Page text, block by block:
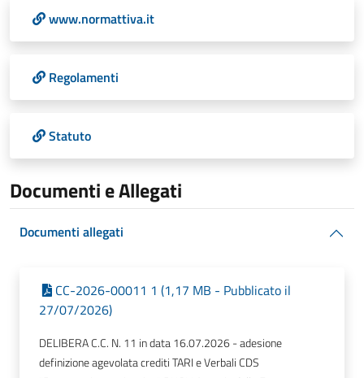
www.normattiva.it
Regolamenti
Statuto
Documenti e Allegati
Documenti allegati
CC-2026-00011 1 (1,17 MB - Pubblicato il
27/07/2026)
DELIBERA C.C. N. 11 in data 16.07.2026 - adesione
definizione agevolata crediti TARI e Verbali CDS